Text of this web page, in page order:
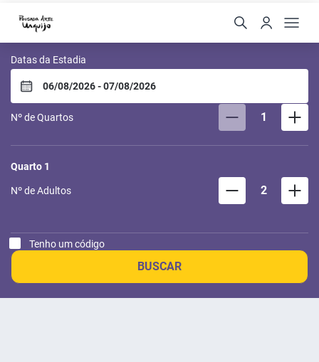
Pousada Arte Urquijo
Datas da Estadia
Nº de Quartos 1
Quarto 1
Nº de Adultos 2
Tenho um código
BUSCAR